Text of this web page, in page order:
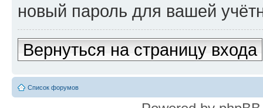
новый пароль для вашей
Вернуться на страницу входа
Список форумов